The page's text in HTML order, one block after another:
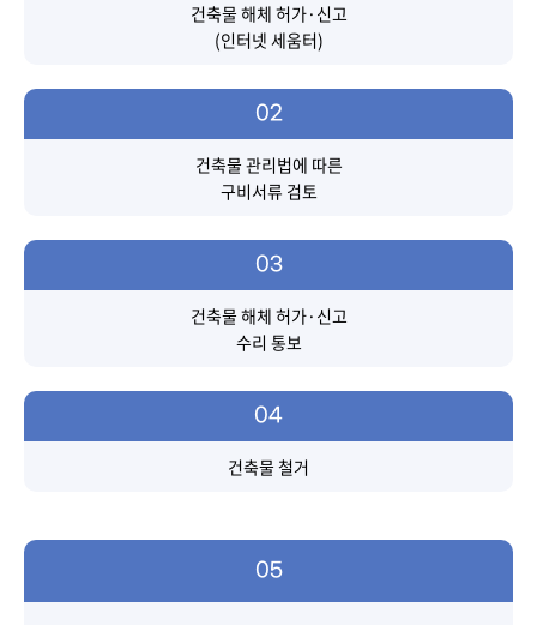
건축물 해체 허가·신고
(인터넷 세움터)
02
건축물 관리법에 따른
구비서류 검토
03
건축물 해체 허가·신고
수리 통보
04
건축물 철거
05